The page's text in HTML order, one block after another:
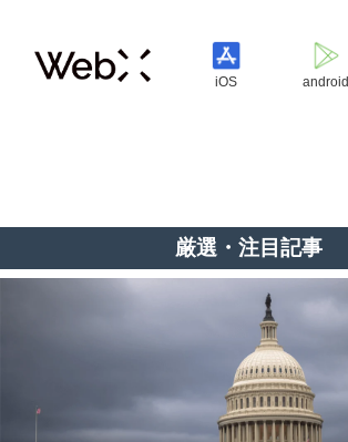
iOS android
厳選・注目記事